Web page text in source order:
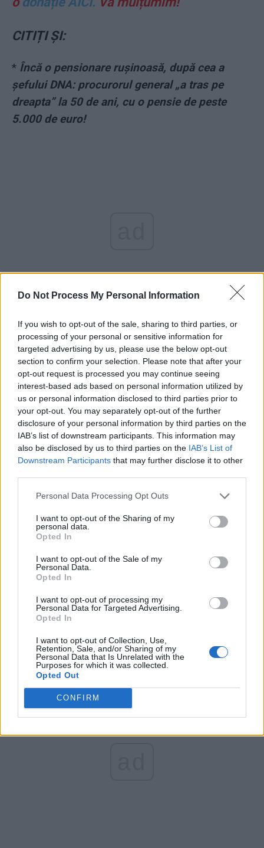
Do Not Process My Personal Information
If you wish to opt-out of the sale, sharing to third parties, or
processing of your personal or sensitive information for
targeted advertising by us, please use the below opt-out
section to confirm your selection. Please note that after your
opt-out request is processed you may continue seeing
interest-based ads based on personal information utilized by
us or personal information disclosed to third parties prior to
your opt-out. You may separately opt-out of the further
disclosure of your personal information by third parties on the
IAB’s list of downstream participants. This information may
also be disclosed by us to third parties on the IAB’s List of
Downstream Participants that may further disclose it to other
Personal Data Processing Opt Outs
I want to opt-out of the Sharing of my
personal data.
Opted In
I want to opt-out of the Sale of my
Personal Data.
Opted In
I want to opt-out of processing my
Personal Data for Targeted Advertising.
Opted In
I want to opt-out of Collection, Use,
Retention, Sale, and/or Sharing of my
Personal Data that Is Unrelated with the
Purposes for which it was collected.
Opted Out
CONFIRM
CITIȚI ȘI:
* Încă o pensionare rușinoasă, după cea a
șefului DNA: procurorul general „a tras pe
dreapta” la 50 de ani, cu o pensie de peste
5.000 de euro!
*CCR apără cu dinții scandaloasele pensii
speciale ale magistraților. Pierdem miliarde de
euro și din intern, și din extern
*Recompensă regească pentru judecătoarea
care lua șpagă de la interlopi: pensie specială
de 4.000 €/lună + bonus de 200.000 € pentru 5
ani nemunciți + 53.000 € șpagă neconfiscată.
după două decizii ale CCR
„Nu, Marcel, nu merge să fugi când vine nota
PNL, patronați de Iohannis!”
Dosarul „10 August”: „găzarii lui Dragnea”, în
frunte cu Cucoș, Sindile și Cazan, au fost
prescrierea faptelor?!